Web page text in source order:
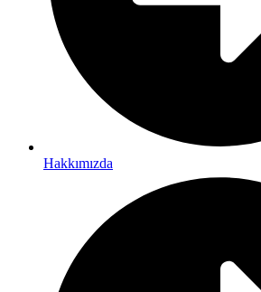
Hakkımızda